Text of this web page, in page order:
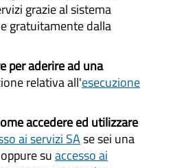
grazie al sistema
gratuitamente dalla
per aderire ad una
relativa all'esecuzione
accedere ed utilizzare
ai servizi SAse sei una
suaccesso ai